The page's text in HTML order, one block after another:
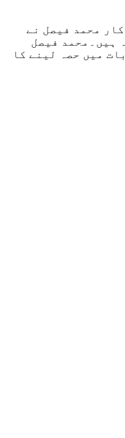
محمد فیصل نے
ہیں۔محمد فیصل
میں حصہ لینے کا